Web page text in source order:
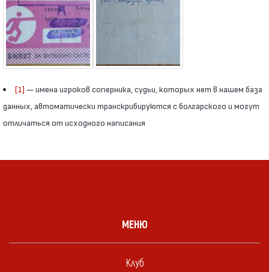
[1] — имена игроков соперника, судьи, которых нет в нашем база
данных, автоматически транскрибируются с болгарского и могут
отличаться от исходного написания
МЕНЮ
Клуб